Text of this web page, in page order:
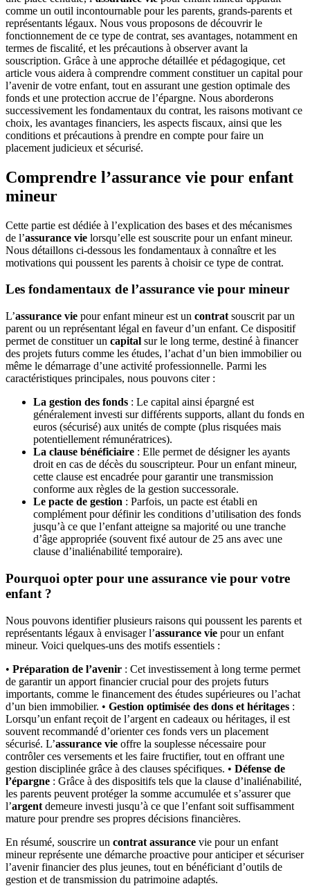
comme un outil incontournable pour les parents, grands-parents et
représentants légaux. Nous vous proposons de découvrir le
fonctionnement de ce type de contrat, ses avantages, notamment en
termes de fiscalité, et les précautions à observer avant la
souscription. Grâce à une approche détaillée et pédagogique, cet
article vous aidera à comprendre comment constituer un capital pour
l’avenir de votre enfant, tout en assurant une gestion optimale des
fonds et une protection accrue de l’épargne. Nous aborderons
successivement les fondamentaux du contrat, les raisons motivant ce
choix, les avantages financiers, les aspects fiscaux, ainsi que les
conditions et précautions à prendre en compte pour faire un
placement judicieux et sécurisé.
Comprendre l’assurance vie pour enfant
mineur
Cette partie est dédiée à l’explication des bases et des mécanismes
de l’assurance vie lorsqu’elle est souscrite pour un enfant mineur.
Nous détaillons ci-dessous les fondamentaux à connaître et les
motivations qui poussent les parents à choisir ce type de contrat.
Les fondamentaux de l’assurance vie pour mineur
L’assurance vie pour enfant mineur est un contrat souscrit par un
parent ou un représentant légal en faveur d’un enfant. Ce dispositif
permet de constituer un capital sur le long terme, destiné à financer
des projets futurs comme les études, l’achat d’un bien immobilier ou
même le démarrage d’une activité professionnelle. Parmi les
caractéristiques principales, nous pouvons citer :
La gestion des fonds : Le capital ainsi épargné est
généralement investi sur différents supports, allant du fonds en
euros (sécurisé) aux unités de compte (plus risquées mais
potentiellement rémunératrices).
La clause bénéficiaire : Elle permet de désigner les ayants
droit en cas de décès du souscripteur. Pour un enfant mineur,
cette clause est encadrée pour garantir une transmission
conforme aux règles de la gestion successorale.
Le pacte de gestion : Parfois, un pacte est établi en
complément pour définir les conditions d’utilisation des fonds
jusqu’à ce que l’enfant atteigne sa majorité ou une tranche
d’âge appropriée (souvent fixé autour de 25 ans avec une
clause d’inaliénabilité temporaire).
Pourquoi opter pour une assurance vie pour votre
enfant ?
Nous pouvons identifier plusieurs raisons qui poussent les parents et
représentants légaux à envisager l’assurance vie pour un enfant
mineur. Voici quelques-uns des motifs essentiels :
• Préparation de l’avenir : Cet investissement à long terme permet
de garantir un apport financier crucial pour des projets futurs
importants, comme le financement des études supérieures ou l’achat
d’un bien immobilier. • Gestion optimisée des dons et héritages :
Lorsqu’un enfant reçoit de l’argent en cadeaux ou héritages, il est
souvent recommandé d’orienter ces fonds vers un placement
sécurisé. L’assurance vie offre la souplesse nécessaire pour
contrôler ces versements et les faire fructifier, tout en offrant une
gestion disciplinée grâce à des clauses spécifiques. • Défense de
l’épargne : Grâce à des dispositifs tels que la clause d’inaliénabilité,
les parents peuvent protéger la somme accumulée et s’assurer que
l’argent demeure investi jusqu’à ce que l’enfant soit suffisamment
mature pour prendre ses propres décisions financières.
En résumé, souscrire un contrat assurance vie pour un enfant
mineur représente une démarche proactive pour anticiper et sécuriser
l’avenir financier des plus jeunes, tout en bénéficiant d’outils de
gestion et de transmission du patrimoine adaptés.